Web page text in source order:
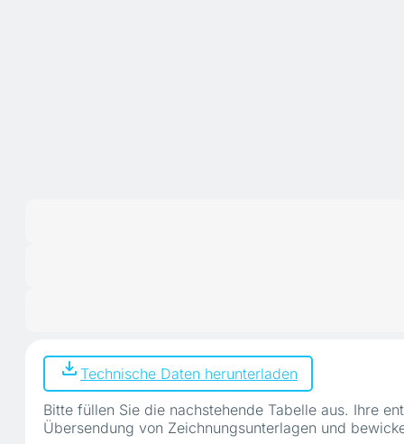
Technische Daten herunterladen
Bitte füllen Sie die nachstehende Tabelle aus. Ihre
Übersendung von Zeichnungsunterlagen und